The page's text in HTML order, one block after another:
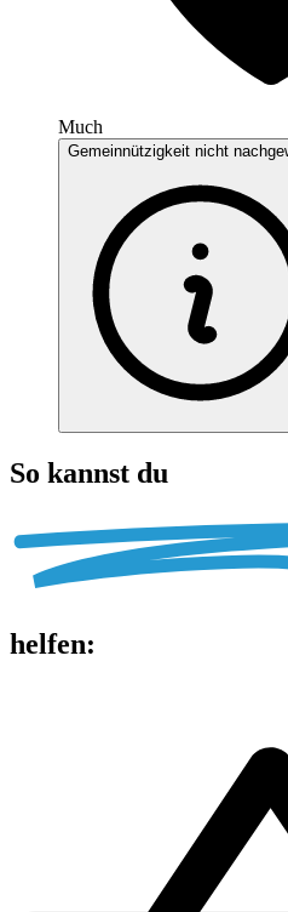
Much
Gemeinnützigkeit nicht
So kannst du
helfen: